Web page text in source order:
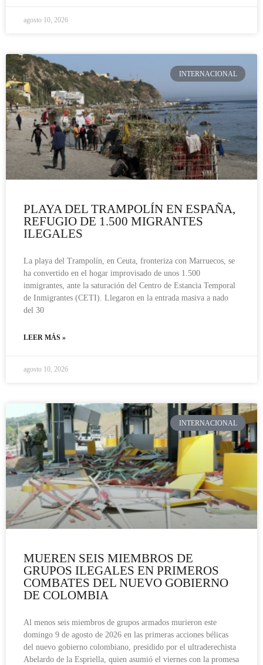
agosto 10, 2026
INTERNACIONAL
PLAYA DEL TRAMPOLÍN EN ESPAÑA,
REFUGIO DE 1.500 MIGRANTES
ILEGALES
La playa del Trampolín, en Ceuta, fronteriza con Marruecos, se
ha convertido en el hogar improvisado de unos 1.500
inmigrantes, ante la saturación del Centro de Estancia Temporal
de Inmigrantes (CETI). Llegaron en la entrada masiva a nado
del 30
LEER MÁS »
agosto 10, 2026
INTERNACIONAL
MUEREN SEIS MIEMBROS DE
GRUPOS ILEGALES EN PRIMEROS
COMBATES DEL NUEVO GOBIERNO
DE COLOMBIA
Al menos seis miembros de grupos armados murieron este
domingo 9 de agosto de 2026 en las primeras acciones bélicas
del nuevo gobierno colombiano, presidido por el ultraderechista
Abelardo de la Espriella, quien asumió el viernes con la promesa